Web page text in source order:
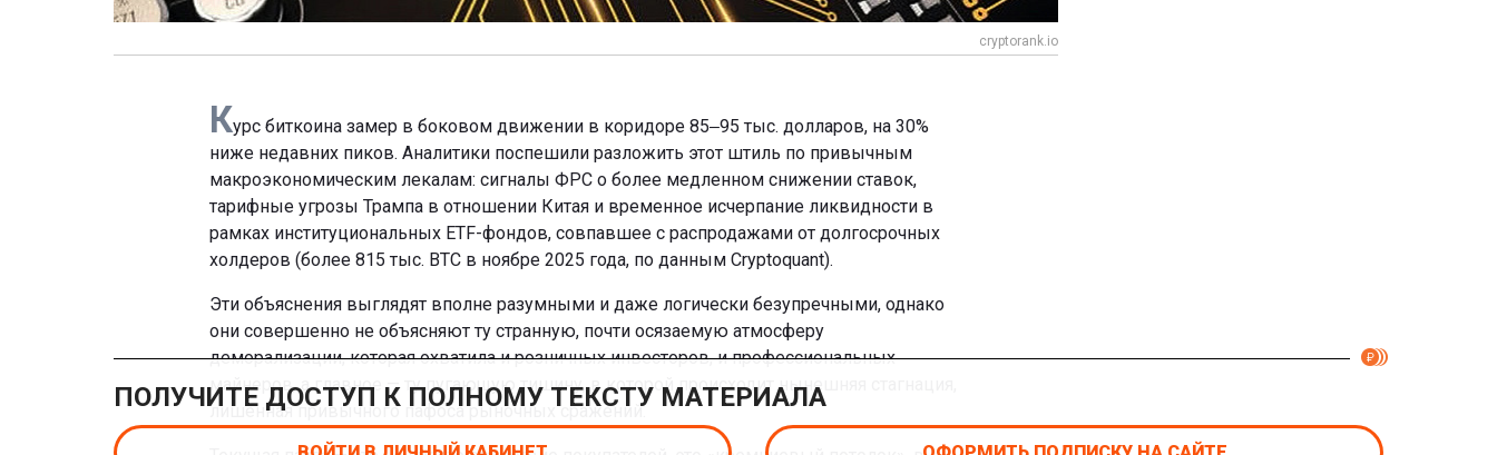
cryptorank.io
Курс биткоина замер в боковом движении в коридоре 85‒95 тыс. долларов, на 30%
ниже недавних пиков. Аналитики поспешили разложить этот штиль по привычным
макроэкономическим лекалам: сигналы ФРС о более медленном снижении ставок,
тарифные угрозы Трампа в отношении Китая и временное исчерпание ликвидности в
рамках институциональных ETF-фондов, совпавшее с распродажами от долгосрочных
холдеров (более 815 тыс. BTC в ноябре 2025 года, по данным Cryptoquant).
Эти объяснения выглядят вполне разумными и даже логически безупречными, однако
они совершенно не объясняют ту странную, почти осязаемую атмосферу
деморализации, которая охватила и розничных инвесторов, и профессиональных
майнеров, а главное — ту пугающую тишину, в которой происходит нынешняя стагнация,
лишенная привычного пафоса рыночных сражений.
ПОЛУЧИТЕ ДОСТУП К ПОЛНОМУ ТЕКСТУ МАТЕРИАЛА